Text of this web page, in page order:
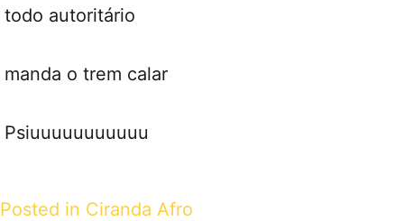
todo autoritário
manda o trem calar
Psiuuuuuuuuuuu
Posted in Ciranda Afro